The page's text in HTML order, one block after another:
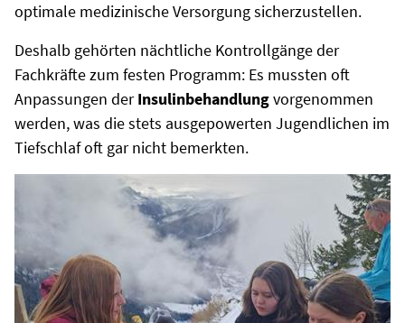
optimale medizinische Versorgung sicherzustellen.
Deshalb gehörten nächtliche Kontrollgänge der
Fachkräfte zum festen Programm: Es mussten oft
Anpassungen derInsulinbehandlungvorgenommen
werden, was die stets ausgepowerten Jugendlichen im
Tiefschlaf oft gar nicht bemerkten.